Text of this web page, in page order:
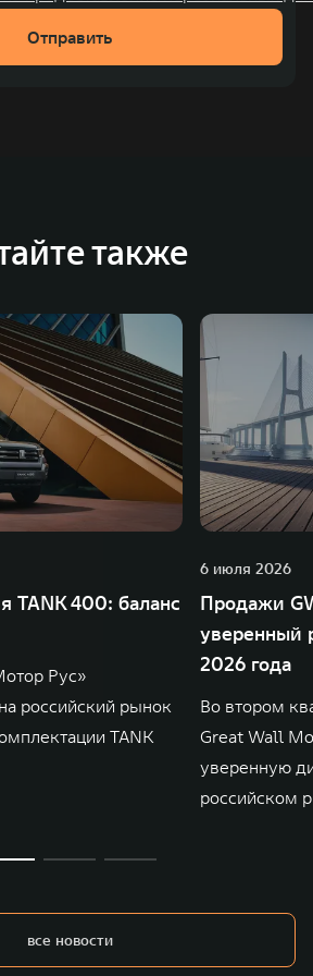
Great Wall Motor занимает первое
пикапов в Китае. На
Таиланде, Бразилии и Индии, а
Отправить
также
TANK 400: баланс
Рус»
российский рынок
TANK
6 июля 2026
Продажи
уверенный
2026 года
Во втором
Great Wall
уверенную
российском
все новости